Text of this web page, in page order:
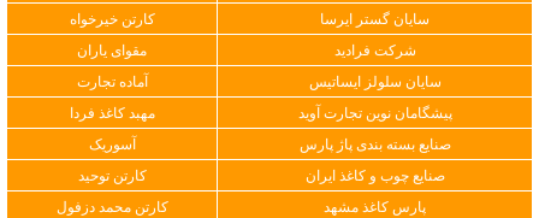
سایان گستر ایرسا
کارتن خیرخواه
شرکت فرادید
مقوای یاران
سایان سلولز ایساتیس
آماده تجارت
پیشگامان نوین تجارت آوید
مهبد کاغذ فردا
صنایع بسته بندی پاژ پارس
آسوریک
صنایع چوب و کاغذ ایران
کارتن توحید
پارس کاغذ مشهد
کارتن محمد دزفول